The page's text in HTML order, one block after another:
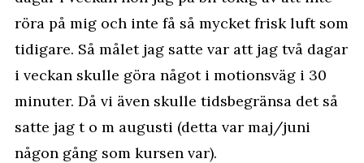
röra på mig och inte få så mycket frisk luft som
tidigare. Så målet jag satte var att jag två dagar
i veckan skulle göra något i motionsväg i 30
minuter. Då vi även skulle tidsbegränsa det så
satte jag t o m augusti (detta var maj/juni
någon gång som kursen var).